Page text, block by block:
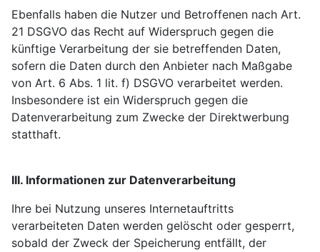
Ebenfalls haben die Nutzer und Betroffenen nach Art.
21 DSGVO das Recht auf Widerspruch gegen die
künftige Verarbeitung der sie betreffenden Daten,
sofern die Daten durch den Anbieter nach Maßgabe
von Art. 6 Abs. 1 lit. f) DSGVO verarbeitet werden.
Insbesondere ist ein Widerspruch gegen die
Datenverarbeitung zum Zwecke der Direktwerbung
statthaft.
III. Informationen zur Datenverarbeitung
Ihre bei Nutzung unseres Internetauftritts
verarbeiteten Daten werden gelöscht oder gesperrt,
sobald der Zweck der Speicherung entfällt, der